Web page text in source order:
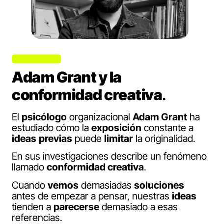
Adam Grant y la
conformidad creativa.
El psicólogo organizacional Adam Grant ha
estudiado cómo la exposición constante a
ideas previas puede limitar la originalidad.
En sus investigaciones describe un fenómeno
llamado conformidad creativa.
Cuando vemos demasiadas soluciones
antes de empezar a pensar, nuestras ideas
tienden a parecerse demasiado a esas
referencias.